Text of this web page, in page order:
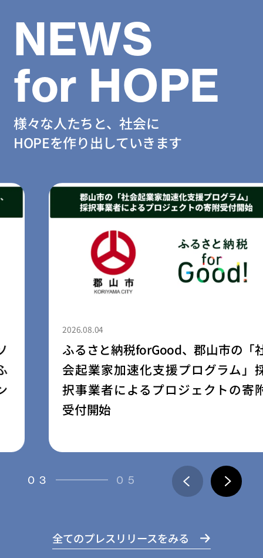
NEWS
for HOPE
様々な人たちと、社会に
HOPEを作り出していきます
2026.08.04
ふるさと納税forGood、郡山市の「社
会起業家加速化支援プログラム」採
択事業者によるプロジェクトの寄附
受付開始
03 05
全てのプレスリリースをみる